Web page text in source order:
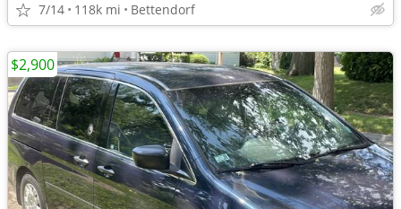
7/14 118k mi Bettendorf
$2,900